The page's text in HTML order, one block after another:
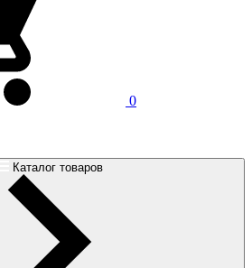
0
Каталог товаров